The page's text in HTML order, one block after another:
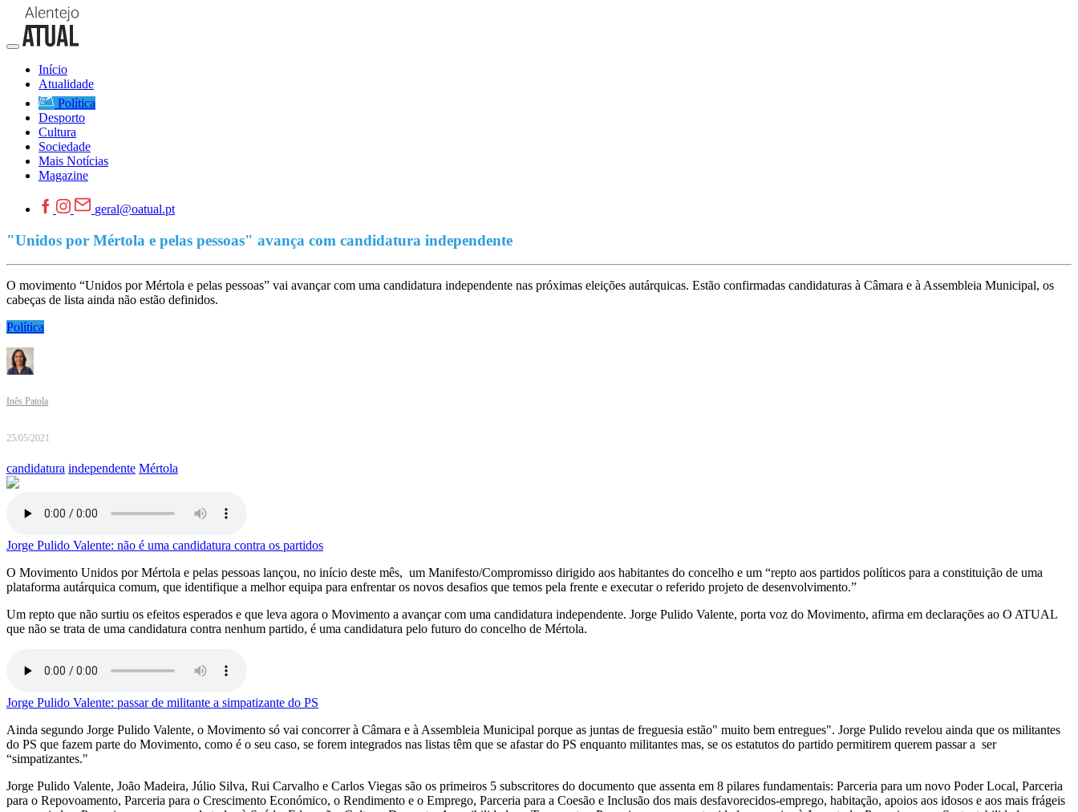
Início
Atualidade
Política
Desporto
Cultura
Sociedade
Mais Notícias
Magazine
geral@oatual.pt
"Unidos por Mértola e pelas pessoas" avança com candidatura independente
O movimento “Unidos por Mértola e pelas pessoas” vai avançar com uma candidatura independente nas próximas eleições autárquicas. Estão confirmadas candidaturas à Câmara e à Assembleia Municipal, os
cabeças de lista ainda não estão definidos.
Política
Inês Patola
25/05/2021
candidatura independente Mértola
Jorge Pulido Valente: não é uma candidatura contra os partidos
O Movimento Unidos por Mértola e pelas pessoas lançou, no início deste mês, um Manifesto/Compromisso dirigido aos habitantes do concelho e um “repto aos partidos políticos para a constituição de uma
plataforma autárquica comum, que identifique a melhor equipa para enfrentar os novos desafios que temos pela frente e executar o referido projeto de desenvolvimento.”
Um repto que não surtiu os efeitos esperados e que leva agora o Movimento a avançar com uma candidatura independente. Jorge Pulido Valente, porta voz do Movimento, afirma em declarações ao O ATUAL
que não se trata de uma candidatura contra nenhum partido, é uma candidatura pelo futuro do concelho de Mértola.
Jorge Pulido Valente: passar de militante a simpatizante do PS
Ainda segundo Jorge Pulido Valente, o Movimento só vai concorrer à Câmara e à Assembleia Municipal porque as juntas de freguesia estão" muito bem entregues". Jorge Pulido revelou ainda que os militantes
do PS que fazem parte do Movimento, como é o seu caso, se forem integrados nas listas têm que se afastar do PS enquanto militantes mas, se os estatutos do partido permitirem querem passar a ser
“simpatizantes."
Jorge Pulido Valente, João Madeira, Júlio Silva, Rui Carvalho e Carlos Viegas são os primeiros 5 subscritores do documento que assenta em 8 pilares fundamentais: Parceria para um novo Poder Local, Parceria
para o Repovoamento, Parceria para o Crescimento Económico, o Rendimento e o Emprego, Parceria para a Coesão e Inclusão dos mais desfavorecidos-emprego, habitação, apoios aos idosos e aos mais frágeis